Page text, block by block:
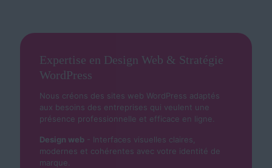
Expertise en Design Web & Stratégie
WordPress
Nous créons des sites web WordPress adaptés
aux besoins des entreprises qui veulent une
présence professionnelle et efficace en ligne.
Design web - Interfaces visuelles claires,
modernes et cohérentes avec votre identité de
marque.